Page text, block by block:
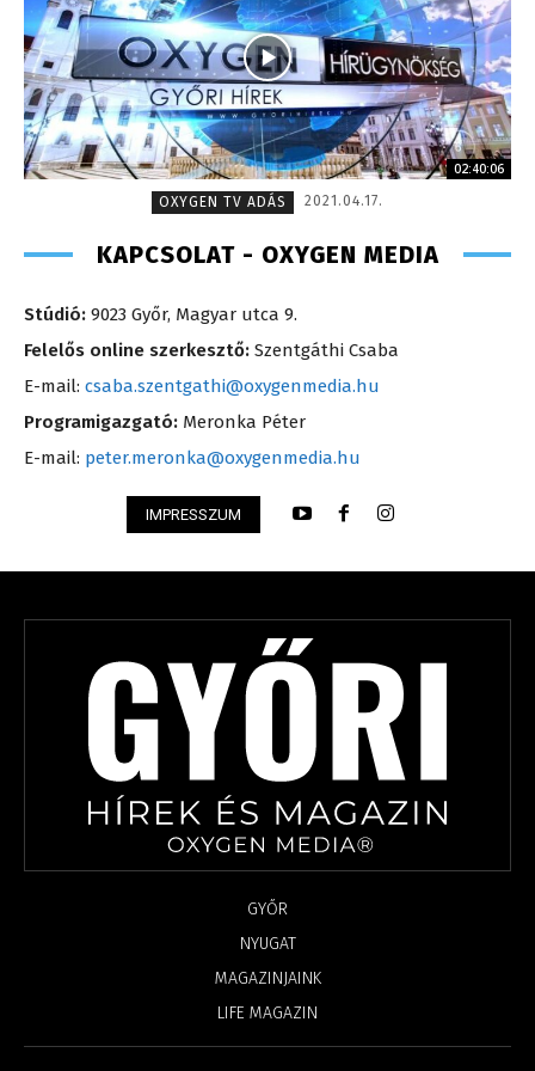
02:40:06
OXYGEN TV ADÁS
2021.04.17.
KAPCSOLAT - OXYGEN MEDIA
Stúdió: 9023 Győr, Magyar utca 9.
Felelős online szerkesztő: Szentgáthi Csaba
E-mail: csaba.szentgathi@oxygenmedia.hu
Programigazgató: Meronka Péter
E-mail: peter.meronka@oxygenmedia.hu
IMPRESSZUM
GYŐR
NYUGAT
MAGAZINJAINK
LIFE MAGAZIN